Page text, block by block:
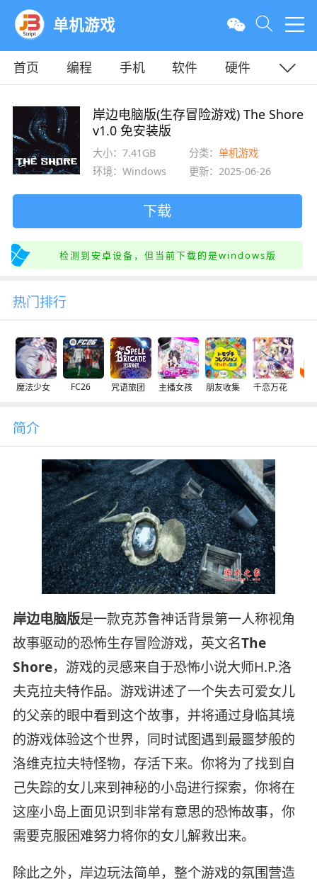
单机游戏
首页 编程 手机 软件
硬件
岸边电脑版(生存冒险游戏) The Shore
v1.0 免安装版
大小：7.41GB 分类：单机游戏
环境：Windows
更新：2025-06-26
下载
检测到安卓设备，但当前下载的是windows版
热门排行
魔法少女 FC26 咒语旅团 主播女孩 朋友收集 千恋万花
简介
岸边电脑版是一款克苏鲁神话背景第一人称视角
故事驱动的恐怖生存冒险游戏，英文名The
Shore，游戏的灵感来自于恐怖小说大师H.P.洛
夫克拉夫特作品。游戏讲述了一个失去可爱女儿
的父亲的眼中看到这个故事，并将通过身临其境
的游戏体验这个世界，同时试图遇到最噩梦般的
洛维克拉夫特怪物，存活下来。你将为了找到自
己失踪的女儿来到神秘的小岛进行探索，你将在
这座小岛上面见识到非常有意思的恐怖故事，你
需要克服困难努力将你的女儿解救出来。
除此之外，岸边玩法简单，整个游戏的氛围营造